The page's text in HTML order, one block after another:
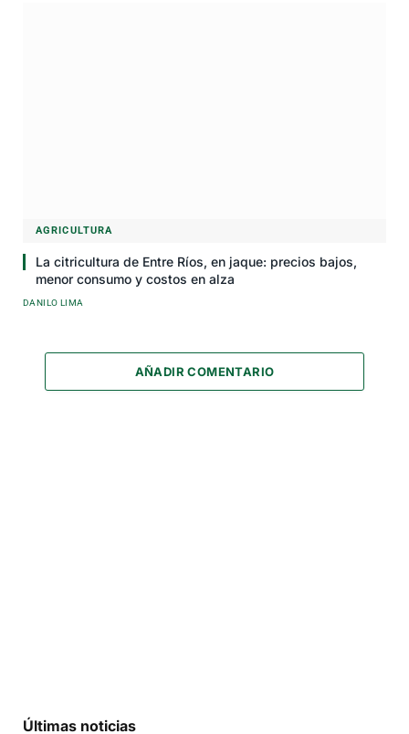
AGRICULTURA
La citricultura de Entre Ríos, en jaque: precios bajos,
menor consumo y costos en alza
DANILO LIMA
AÑADIR COMENTARIO
Últimas noticias